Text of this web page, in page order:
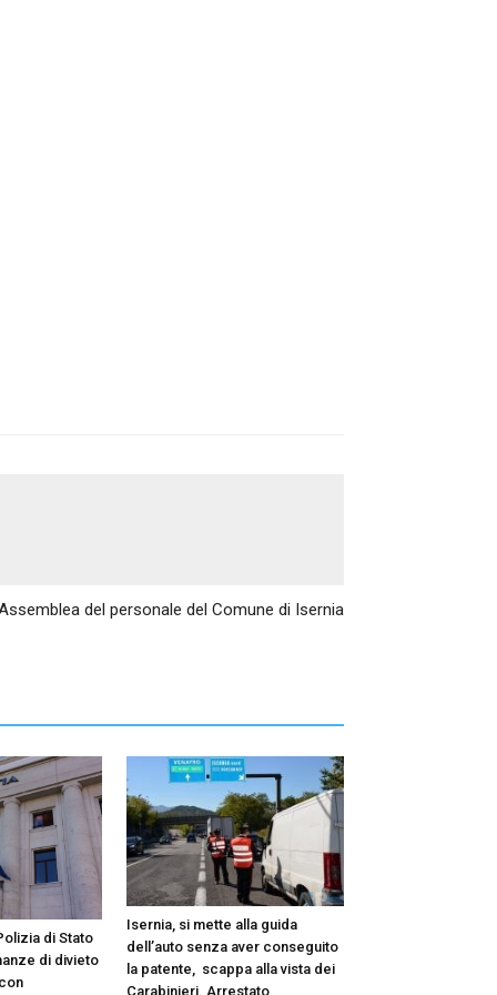
del personale del Comune di Isernia
di Stato
di divieto
Isernia, si mette alla guida
dell’auto senza aver conseguito
la patente, scappa alla vista dei
Carabinieri. Arrestato